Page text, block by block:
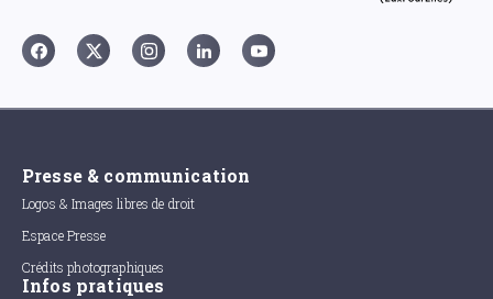
Presse & communication
Logos & Images libres de droit
Espace Presse
Crédits photographiques
Infos pratiques